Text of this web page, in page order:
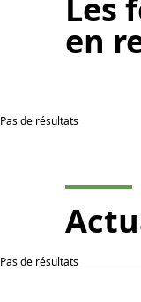
Les
en
Pas de résultats
Pas de résultats